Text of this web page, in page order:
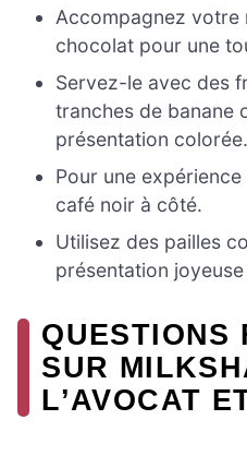
Accompagnez votre
chocolat pour une
Servez-le avec des
tranches de banane
présentation colorée.
Pour une
café noir à côté.
Utilisez des pailles
présentation
QUESTIONS
SUR
L’AVOCAT